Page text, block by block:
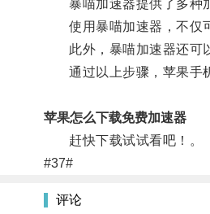
暴喵加速器提供了多种加
使用暴喵加速器，不仅可
此外，暴喵加速器还可以
通过以上步骤，苹果手机
苹果怎么下载免费加速器
赶快下载试试看吧！。
#37#
评论